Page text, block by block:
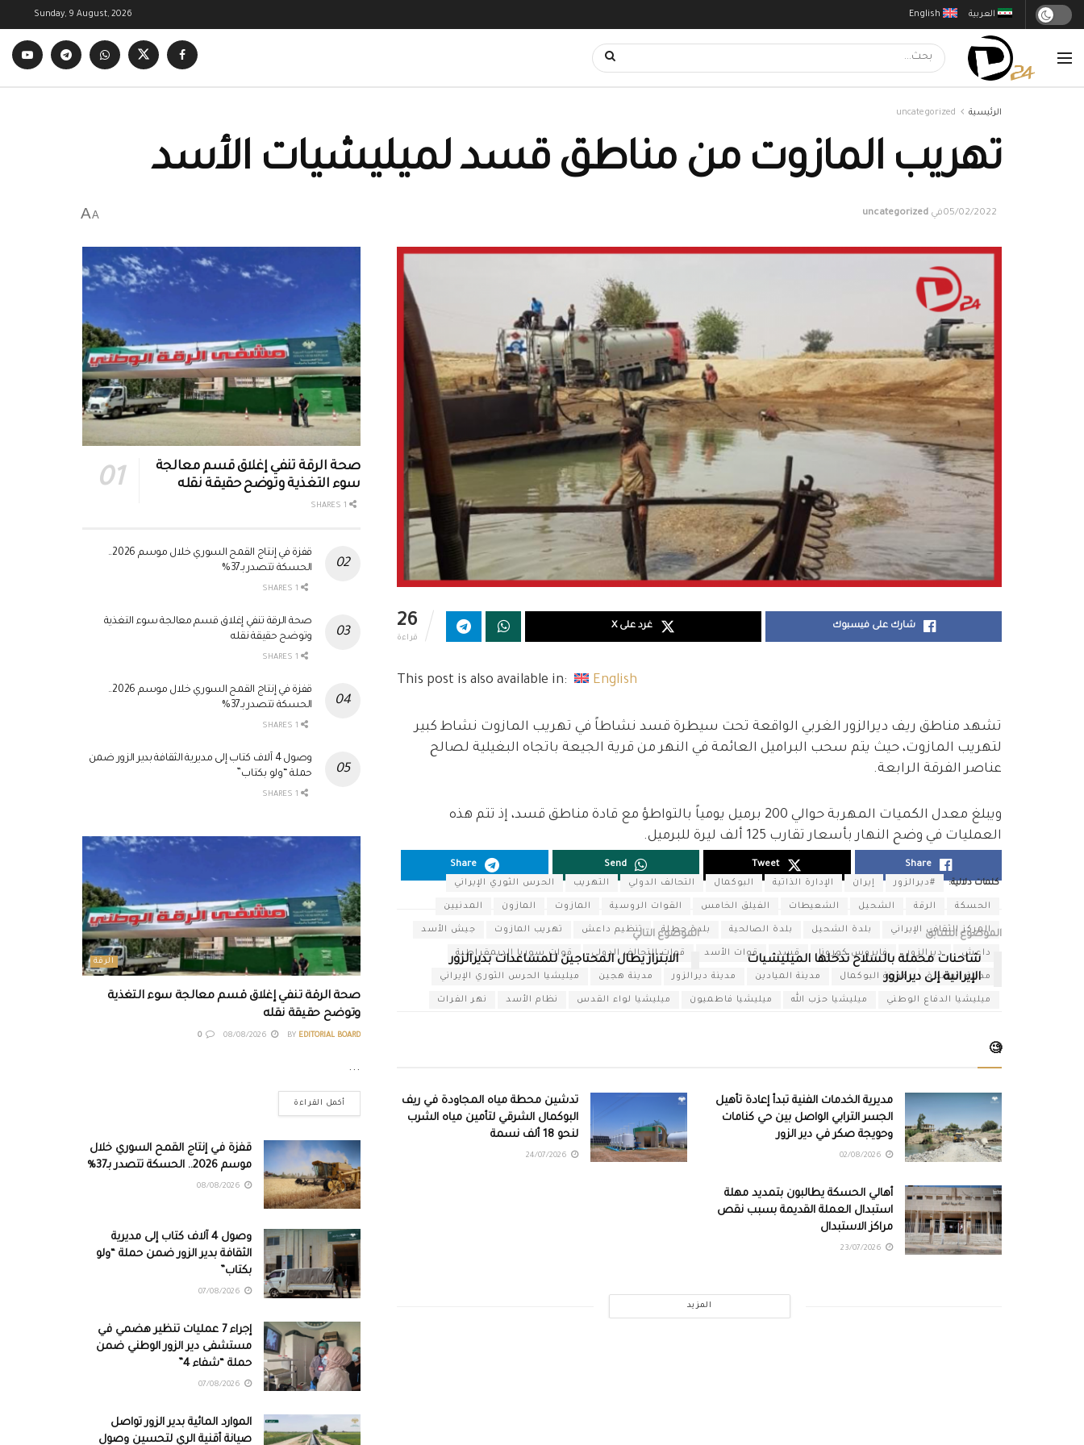
English العربية Sunday, 9 August, 2026
الرئيسية uncategorized
تهريب المازوت من مناطق قسد لميليشيات الأسد
05/02/2022في uncategorized
A
A
26
قراءة
شارك على فيسبوك غرد على X
This post is also available in: English
تشهد مناطق ريف ديرالزور الغربي الواقعة تحت سيطرة قسد نشاطاً في تهريب المازوت نشاط كبير
لتهريب المازوت، حيث يتم سحب البراميل العائمة في النهر من قرية الجيعة باتجاه البغيلية لصالح
عناصر الفرقة الرابعة.
ويبلغ معدل الكميات المهربة حوالي 200 برميل يومياً بالتواطؤ مع قادة مناطق قسد، إذ تتم هذه
العمليات في وضح النهار بأسعار تقارب 125 ألف ليرة للبرميل.
كلمات دلالية: #ديرالزور إيران الإدارة الذاتية البوكمال التحالف الدولي التهريب الحرس الثوري الإيراني
الحسكة الرقة الشحيل الشعيطات الفيلق الخامس القوات الروسية المازوت المازون المدنيين
المركز الثقافي الإيراني بلدة الشحيل بلدة الصالحية بلدة حطلة تنظيم داعش تهريب المازوت جيش الأسد
داعش ديرالزور فايروس كورونا قسد قوات الأسد قوات التحالف الدولي قوات سوريا الديمقراطية
مدينة البصيرة مدينة البوكمال مدينة الميادين مدينة ديرالزور مدينة هجين ميليشيا الحرس الثوري الإيراني
ميليشيا الدفاع الوطني ميليشيا حزب الله ميليشيا فاطميون ميليشيا لواء القدس نظام الأسد نهر الفرات
Share
Tweet
Send
Share
الموضوع السابق
شاحنات محملة بالسلاح تدخلها الميليشيات
الإيرانية إلى ديرالزور
الموضوع التالي
الابتزاز يطال المحتاجين للمساعدات بديرالزور
🧐
مديرية الخدمات الفنية تبدأ إعادة تأهيل
الجسر الترابي الواصل بين حي كنامات
وحويجة صكر في دير الزور
تدشين محطة مياه المجاودة في ريف
البوكمال الشرقي لتأمين مياه الشرب
لنحو 18 ألف نسمة
أهالي الحسكة يطالبون بتمديد مهلة
استبدال العملة القديمة بسبب نقص
مراكز الاستبدال
المزيد
صحة الرقة تنفي إغلاق قسم معالجة
سوء التغذية وتوضح حقيقة نقله
قفزة في إنتاج القمح السوري خلال موسم 2026..
الحسكة تتصدر بـ37%
صحة الرقة تنفي إغلاق قسم معالجة سوء التغذية
وتوضح حقيقة نقله
قفزة في إنتاج القمح السوري خلال موسم 2026..
الحسكة تتصدر بـ37%
وصول 4 آلاف كتاب إلى مديرية الثقافة بدير الزور ضمن
حملة “ولو بكتاب”
الرقة
صحة الرقة تنفي إغلاق قسم معالجة سوء التغذية
وتوضح حقيقة نقله
BY EDITORIAL BOARD
0
...
أكمل القراءة
قفزة في إنتاج القمح السوري خلال
موسم 2026.. الحسكة تتصدر بـ37%
وصول 4 آلاف كتاب إلى مديرية
الثقافة بدير الزور ضمن حملة “ولو
بكتاب”
إجراء 7 عمليات تنظير هضمي في
مستشفى دير الزور الوطني ضمن
حملة “شفاء 4”
الموارد المائية بدير الزور تواصل
صيانة أقنية الري لتحسين وصول